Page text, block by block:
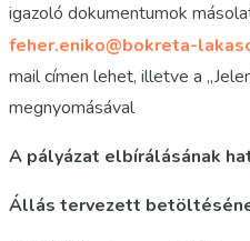
igazoló dokumentumok
feher.eniko@bokreta-
mail címen lehet, illetve a
megnyomásával
A pályázat elbírálásának
Állás tervezett